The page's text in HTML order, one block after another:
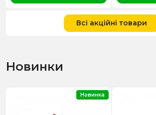
Всі акційні товари
Новинки
Новинка